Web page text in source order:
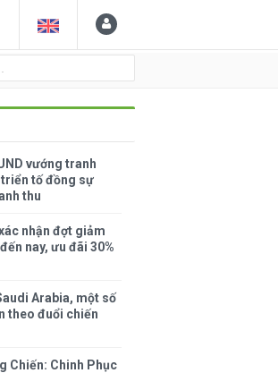
vướng tranh
triển tố đồng sự
thu
nhận đợt giảm
nay, ưu đãi 30%
Arabia, một số
theo đuổi chiến
Chiến: Chinh Phục